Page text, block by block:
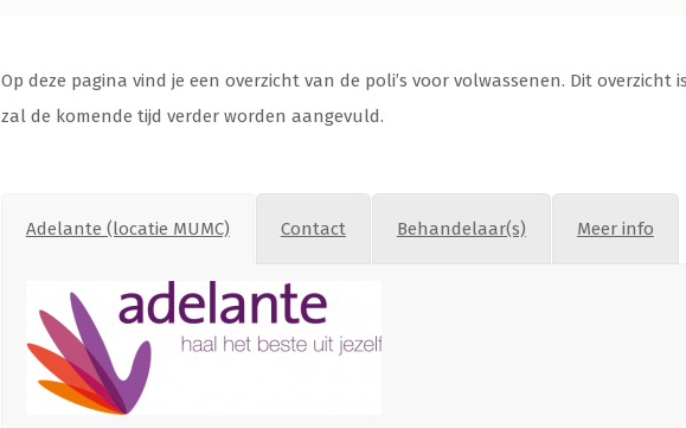
Op deze pagina vind je een overzicht van de poli’s voor volwassenen. Dit overzicht
zal de komende tijd verder worden aangevuld.
Adelante (locatie MUMC) Contact Behandelaar(s) Meer info